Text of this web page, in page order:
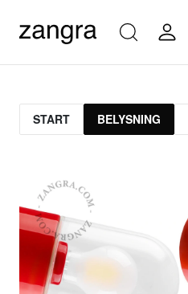
START BELYSNING